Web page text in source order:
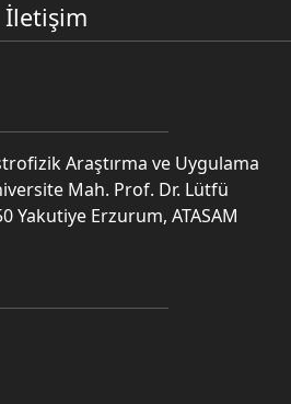
İletişim
Araştırma ve Uygulama
Mah. Prof. Dr. Lütfü
Yakutiye Erzurum, ATASAM